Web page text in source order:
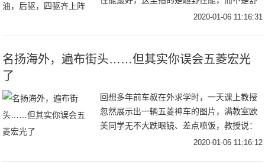
适性，论舒适性日产途乐最棒，性能比较综
2020-01-06 11:16:31
名扬海外，遍布街头……但其实你误会五菱宏光
了
回想多年前车叔在外求学时，一天课上教授
忽然展示出一辆五菱神车的图片，满教室欧
美同学无不大跌眼镜、差点喷饭，教授说：
“这同样是一款意义非凡的车型，”他转过来
2020-01-06 11:16:12